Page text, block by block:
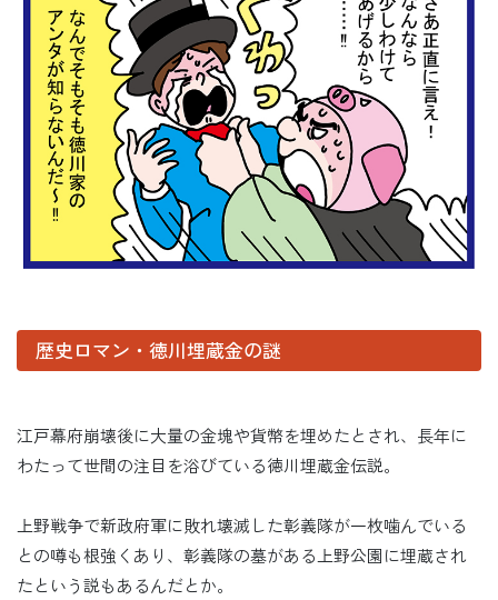
歴史ロマン・徳川埋蔵金の謎
江戸幕府崩壊後に大量の金塊や貨幣を埋めたとされ、長年に
わたって世間の注目を浴びている徳川埋蔵金伝説。
上野戦争で新政府軍に敗れ壊滅した彰義隊が一枚噛んでいる
との噂も根強くあり、彰義隊の墓がある上野公園に埋蔵され
たという説もあるんだとか。